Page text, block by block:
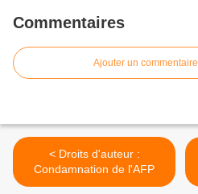
Commentaires
Ajouter un commentaire
< Droits d'auteur :
Condamnation de l'AFP